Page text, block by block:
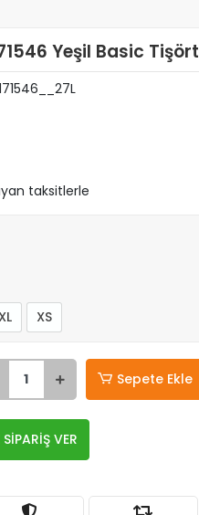
Yeşil Basic Tişört
taksitlerle
XL XS
Sepete Ekle
VER